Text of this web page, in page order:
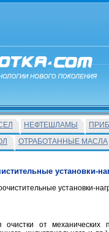
НЕФТЕШЛАМЫ
ОТРАБОТАННЫЕ МАСЛА
установки-
очистки от